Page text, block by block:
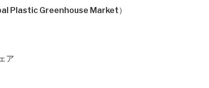
Plastic Greenhouse Market）
ア